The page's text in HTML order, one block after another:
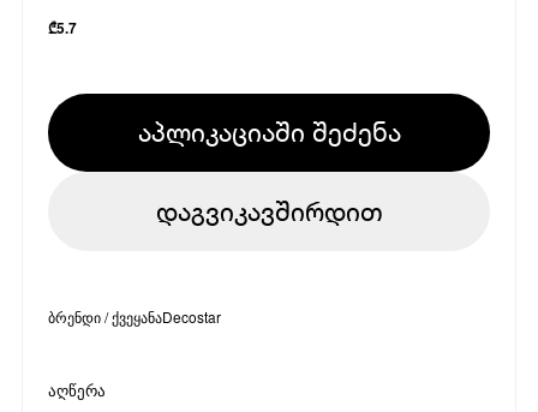
₾5.7
აპლიკაციაში შეძენა
დაგვიკავშირდით
ბრენდი / ქვეყანაDecostar
აღწერა